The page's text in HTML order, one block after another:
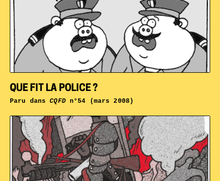
QUE FIT LA POLICE ?
Paru dansCQFDn°54 (mars 2008)